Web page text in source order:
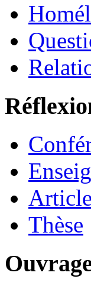
Thèse